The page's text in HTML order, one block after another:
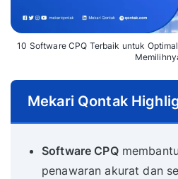
10 Software CPQ Terbaik untuk
Mekari Qontak
Software CPQ
penawaran akurat dan